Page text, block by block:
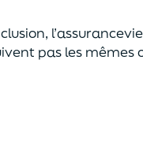
pas les mêmes